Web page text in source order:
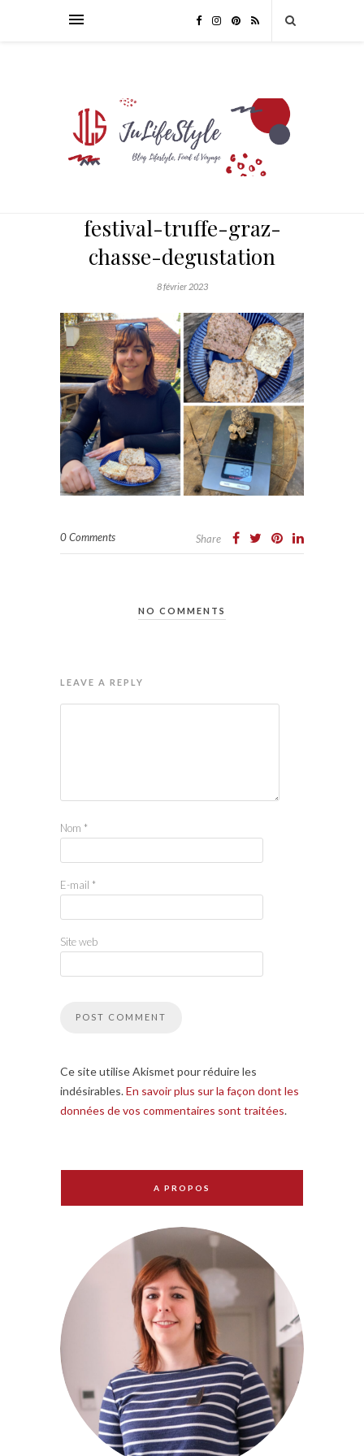
festival-truffe-graz-
chasse-degustation
8 février 2023
0 Comments Share
NO COMMENTS
LEAVE A REPLY
Nom *
E-mail *
Site web
Ce site utilise Akismet pour réduire les
indésirables.En savoir plus sur la façon dont les
données de vos commentaires sont traitées.
A PROPOS